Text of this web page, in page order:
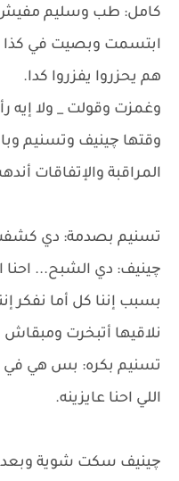
كامل: طب وسليم مفيش
ابتسمت وبصيت في كذا
هم يحزروا يفزروا كدا.
وغمزت وقولت _ ولا إيه
وقتها چينيف وتسنيم
المراقبة والإتفاقات
تسنيم بصدمة: دي كشفت
چينيف: دي الشبح... احنا
بسبب إننا كل أما نفكر
نلاقيها أتبخرت ومبقاش
تسنيم بكره: بس هي في
اللي احنا عايزينه.
چينيف سكت شوية